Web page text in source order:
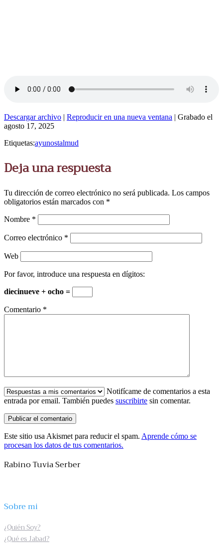
Descargar archivo | Reproducir en una nueva ventana | Grabado el
agosto 17, 2025
Etiquetas:ayunostalmud
Deja una respuesta
Tu dirección de correo electrónico no será publicada. Los campos
obligatorios están marcados con *
Nombre *
Correo electrónico *
Web
Por favor, introduce una respuesta en dígitos:
diecinueve + ocho =
Comentario *
Notifícame de comentarios a esta
entrada por email. También puedes suscribirte sin comentar.
Este sitio usa Akismet para reducir el spam. Aprende cómo se
procesan los datos de tus comentarios.
Rabino Tuvia Serber
Sobre mi
¿Quién Soy?
¿Qué es Jabad?